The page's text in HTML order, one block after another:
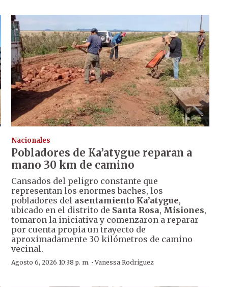
Nacionales
Pobladores de Ka’atygue reparan a
mano 30 km de camino
Cansados del peligro constante que
representan los enormes baches, los
pobladores del asentamiento Ka’atygue,
ubicado en el distrito de Santa Rosa, Misiones,
tomaron la iniciativa y comenzaron a reparar
por cuenta propia un trayecto de
aproximadamente 30 kilómetros de camino
vecinal.
Agosto 6, 2026 10:38 p. m. ·Vanessa Rodríguez